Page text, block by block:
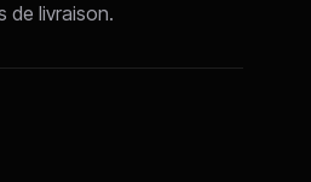
de livraison.